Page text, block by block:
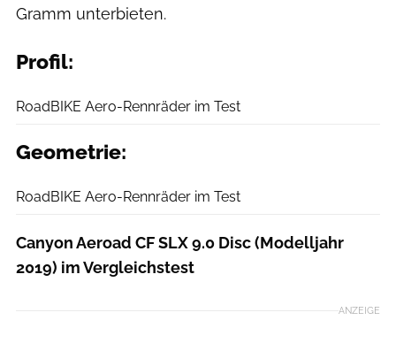
Gramm unterbieten.
Profil:
RoadBIKE Aero-Rennräder im Test
Geometrie:
RoadBIKE Aero-Rennräder im Test
Canyon Aeroad CF SLX 9.0 Disc (Modelljahr
2019) im Vergleichstest
ANZEIGE